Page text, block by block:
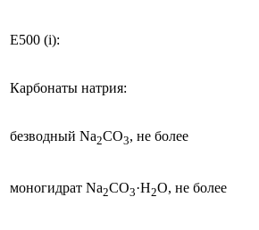
Е500 (i):
Карбонаты натрия:
безводный Na2CO3, не более
моногидрат Na2CO3·H2O, не более